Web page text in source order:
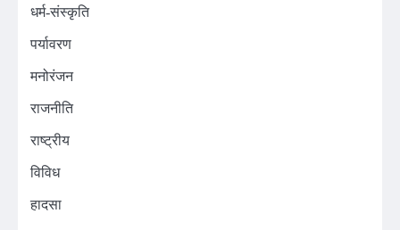
धर्म-संस्कृति
पर्यावरण
मनोरंजन
राजनीति
राष्ट्रीय
विविध
हादसा